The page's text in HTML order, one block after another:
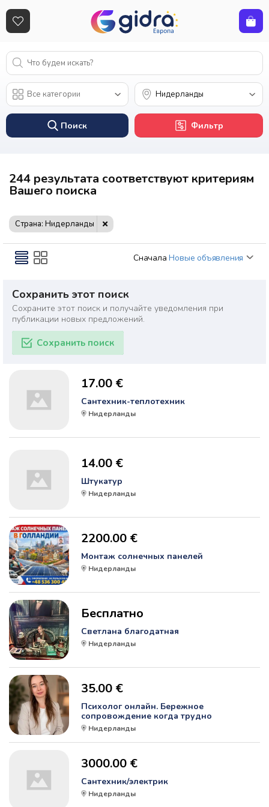
Поиск Фильтр
244 результата соответствуют критериям
Вашего поиска
Страна: Нидерланды
Сначала Новые объявления
Сохранить этот поиск
Сохраните этот поиск и получайте уведомления при
публикации новых предложений.
Сохранить поиск
17.00 €
Сантехник-теплотехник
Нидерланды
14.00 €
Штукатур
Нидерланды
2200.00 €
Монтаж солнечных панелей
Нидерланды
Бесплатно
Светлана благодатная
Нидерланды
35.00 €
Психолог онлайн. Бережное
сопровождение когда трудно
Нидерланды
3000.00 €
Сантехник/электрик
Нидерланды